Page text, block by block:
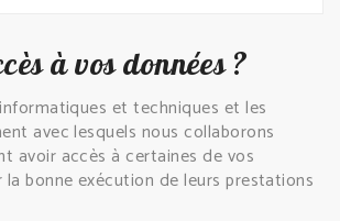
à vos données ?
et techniques et les
avec lesquels nous collaborons
avoir accès à certaines de vos
bonne exécution de leurs prestations